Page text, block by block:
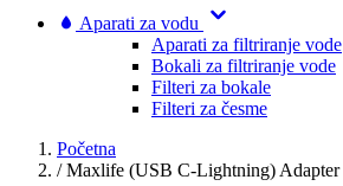
Aparati za vodu
Aparati za filtriranje vode
Bokali za filtriranje vode
Filteri za bokale
Filteri za česme
Početna
/ Maxlife (USB C-Lightning) Adapter